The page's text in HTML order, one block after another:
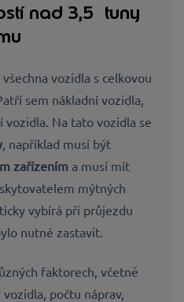
nad 3,5 tuny
vozidla s celkovou
sem nákladní vozidla,
vozidla. Na tato vozidla se
, například musí být
zařízením a musí mít
mýtných
vybírá při průjezdu
nutné zastavit.
faktorech, včetně
počtu náprav,